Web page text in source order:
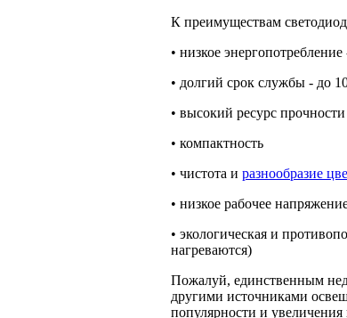
К преимуществам
• низкое
• долгий срок службы - до
• высокий ресурс
• компактность
• чистота и разнообразие
• низкое рабочее
• экологическая и
нагреваются)
Пожалуй, единственным
другими источниками
популярности и